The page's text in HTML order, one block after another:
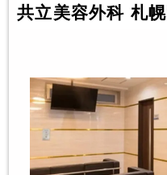
共立美容外科 札